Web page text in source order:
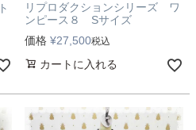
リプロダクションシリーズ ワ
ンピース８ Sサイズ
価格 ¥27,500税込
カートに入れる